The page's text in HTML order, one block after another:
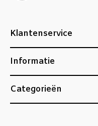
Klantenservice
Informatie
Categorieën